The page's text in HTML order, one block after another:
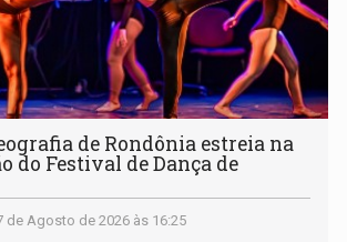
de Rondônia estreia na
do Festival de Dança de
de Agosto de 2026 às 16:25